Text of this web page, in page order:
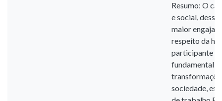
Resumo: O
e social,
maior
respeito da
participante
fundamental
sociedade,